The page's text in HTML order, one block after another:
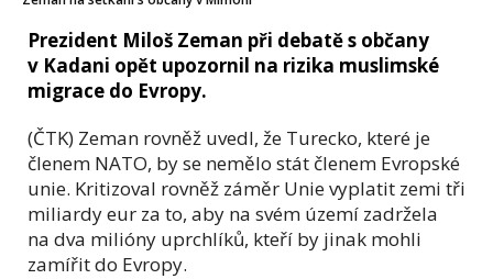
Prezident Miloš Zeman při debatě s občany
v Kadani opět upozornil na rizika muslimské
migrace do Evropy.
(ČTK) Zeman rovněž uvedl, že Turecko, které je
členem NATO, by se nemělo stát členem Evropské
unie. Kritizoval rovněž záměr Unie vyplatit zemi tři
miliardy eur za to, aby na svém území zadržela
na dva milióny uprchlíků, kteří by jinak mohli
zamířit do Evropy.